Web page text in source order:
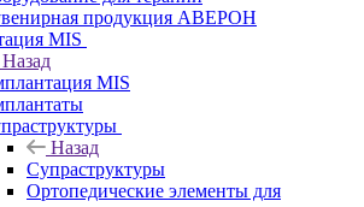
продукция АВЕРОН
MIS
Назад
MIS
Назад
Супраструктуры
Ортопедические элементы для